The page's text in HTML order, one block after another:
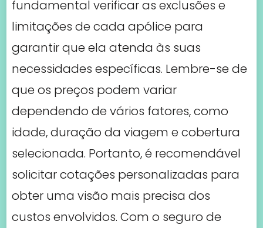
selecionada. Portanto, é recomendável
solicitar cotações personalizadas para
obter uma visão mais precisa dos
custos envolvidos. Com o seguro de
viagem certo em vigor, você pode
desfrutar de sua viagem a Portugal com
tranquilidade e segurança.
Novidades